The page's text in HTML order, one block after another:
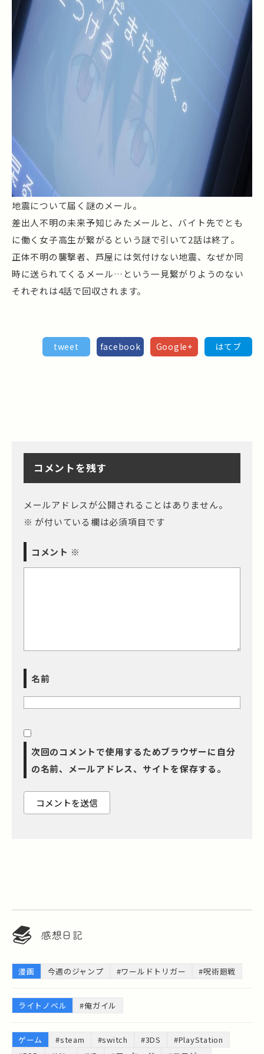
地震について届く謎のメール。
差出人不明の未来予知じみたメールと、バイト先でとも
に働く女子高生が繋がるという謎で引いて2話は終了。
正体不明の襲撃者、芦屋には気付けない地震、なぜか同
時に送られてくるメール…という一見繋がりようのない
それぞれは4話で回収されます。
tweet facebook Google+ はてブ
コメントを残す
メールアドレスが公開されることはありません。
※ が付いている欄は必須項目です
コメント ※
名前
次回のコメントで使用するためブラウザーに自分
の名前、メールアドレス、サイトを保存する。
感想日記
漫画 今週のジャンプ #ワールドトリガー #呪術廻戦
ライトノベル #俺ガイル
ゲーム #steam #switch #3DS
#PlayStation